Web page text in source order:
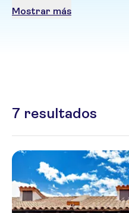
montañas
paisajes únicos,
experiencia
profundamen...
Mostrar más
7 resultados